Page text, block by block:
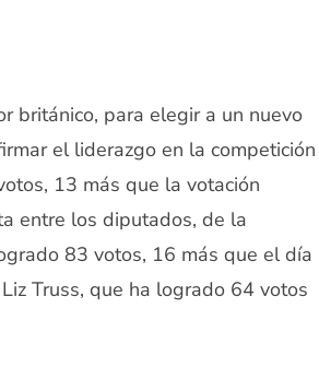
británico, para elegir a un nuevo
el liderazgo en la competición
13 más que la votación
entre los diputados, de la
83 votos, 16 más que el día
Truss, que ha logrado 64 votos